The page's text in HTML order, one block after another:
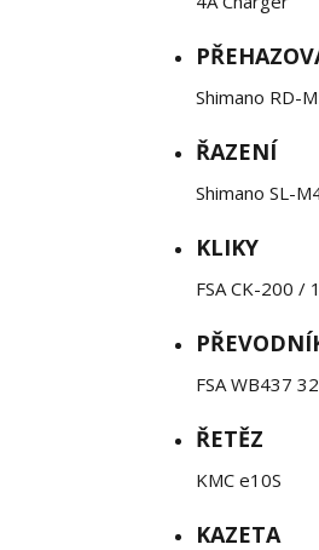
Shimano RD-
ŘAZENÍ
Shimano SL-
KLIKY
FSA CK-200 /
FSA WB437
ŘETĚZ
KMC e10S
KAZETA